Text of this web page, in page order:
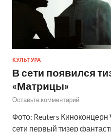
КУЛЬТУРА
В сети появился
«Матрицы»
Оставьте комментарий
Фото: Reuters Киноконцерн
сети первый тизер